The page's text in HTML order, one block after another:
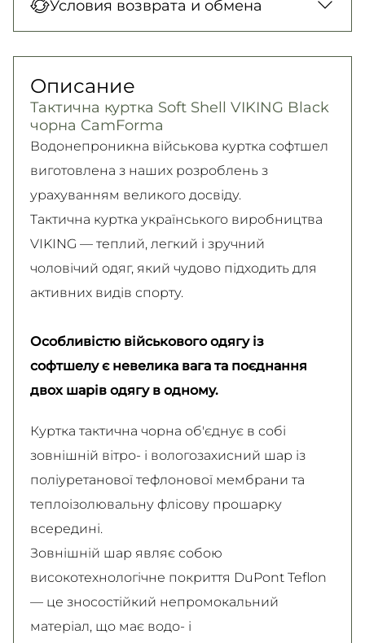
150 грн. / 1-2 дня
300 грн. / 1-2 дня
Самовывоз
Безкоштовно
Подробнее
картой в отделении, Картой онлайн, Google
Pay, PrivatPay, Visa, Mastercard.
Подробнее
Условия возврата и обмена
Подробно об условиях возврата и обмена
читайте настранице
Подробнее
Описание
Тактична куртка Soft Shell VIKING Black
чорна CamForma
Водонепроникна військова куртка софтшел
виготовлена з наших розроблень з
урахуванням великого досвіду.
Тактична куртка українського виробництва
VIKING — теплий, легкий і зручний
чоловічий одяг, який чудово підходить для
активних видів спорту.
Особливістю військового одягу із
софтшелу є невелика вага та поєднання
двох шарів одягу в одному.
Куртка тактична чорна об'єднує в собі
зовнішній вітро- і вологозахисний шар із
поліуретанової тефлонової мембрани та
теплоізолювальну флісову прошарку
всередині.
Зовнішній шар являє собою
високотехнологічне покриття DuPont Teflon
— це зносостійкий непромокальний
матеріал, що має водо- і